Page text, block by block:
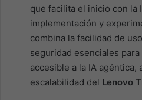
que facilita el inicio con la
implementación y
combina la facilidad de
seguridad esenciales
accesible a la IA agéntica,
escalabilidad del Lenovo